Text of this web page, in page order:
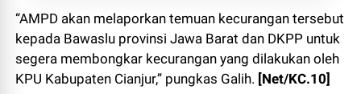
“AMPD akan melaporkan temuan kecurangan tersebut
kepada Bawaslu provinsi Jawa Barat dan DKPP untuk
segera membongkar kecurangan yang dilakukan oleh
KPU Kabupaten Cianjur,” pungkas Galih. [Net/KC.10]